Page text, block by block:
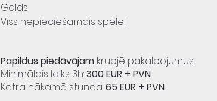
Galds
Viss nepieciešamais spēlei
Papildus piedāvājam krupjē pakalpojumus:
Minimālais laiks 3h:300 EUR + PVN
Katra nākamā stunda:65 EUR + PVN